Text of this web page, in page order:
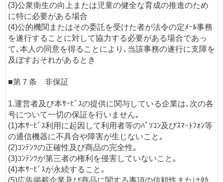
(3)公衆衛生の向上または児童の健全な育成の推進のため
に特に必要がある場合
(4)公的機関またはその委託を受けた者が法令の定ﾒｰﾙ事務
を遂行することに対して協力する必要がある場合であっ
て､本人の同意を得ることにより､当該事務の遂行に支障を
及ぼすおそれがあるとき
■第７条 非保証
1.運営者及び本ｻｰﾋﾞｽの提供に関与している企業は､次の各
号について一切の保証を行いません｡
(1)本ｻｰﾋﾞｽ利用に起因して利用者等のﾊﾟｿｺﾝ及びｽﾏｰﾄﾌｫﾝ等
の通信機器に不具合や障害が生じないこと｡
(2)ｺﾝﾃﾝﾂの正確性及び商品の完全性｡
(3)ｺﾝﾃﾝﾂが第三者の権利を侵害していないこと｡
(4)本ｻｰﾋﾞｽが永続すること｡
(5)広告掲載企業及び商品に関する事項の信頼性または効